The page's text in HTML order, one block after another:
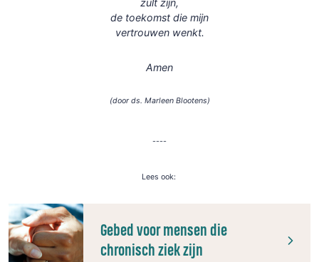
de toekomst die mijn
vertrouwen wenkt.
Amen
(door ds. Marleen Blootens)
----
Lees ook:
Gebed voor mensen die
chronisch ziek zijn